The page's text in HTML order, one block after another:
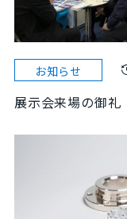
お知らせ
展示会来場の御礼